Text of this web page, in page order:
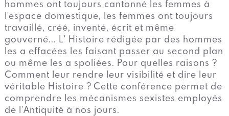
hommes ont toujours cantonné les femmes à
l'espace domestique, les femmes ont toujours
travaillé, créé, inventé, écrit et même
gouverné... L' Histoire rédigée par des hommes
les a effacées les faisant passer au second plan
ou même les a spoliées. Pour quelles raisons ?
Comment leur rendre leur visibilité et dire leur
véritable Histoire ? Cette conférence permet de
comprendre les mécanismes sexistes employés
de l'Antiquité à nos jours.